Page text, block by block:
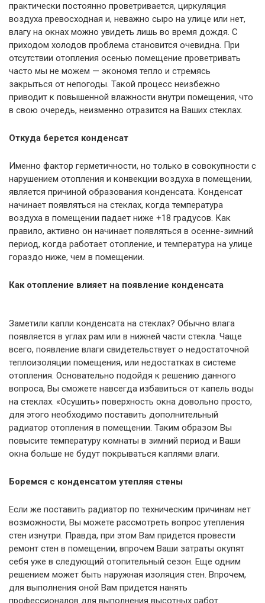
практически постоянно проветривается, циркуляция
воздуха превосходная и, неважно сыро на улице или нет,
влагу на окнах можно увидеть лишь во время дождя. С
приходом холодов проблема становится очевидна. При
отсутствии отопления осенью помещение проветривать
часто мы не можем — экономя тепло и стремясь
закрыться от непогоды. Такой процесс неизбежно
приводит к повышенной влажности внутри помещения, что
в свою очередь, неизменно отразится на Ваших стеклах.
Откуда берется конденсат
Именно фактор герметичности, но только в совокупности с
нарушением отопления и конвекции воздуха в помещении,
является причиной образования конденсата. Конденсат
начинает появляться на стеклах, когда температура
воздуха в помещении падает ниже +18 градусов. Как
правило, активно он начинает появляться в осенне-зимний
период, когда работает отопление, и температура на улице
гораздо ниже, чем в помещении.
Как отопление влияет на появление конденсата
Заметили капли конденсата на стеклах? Обычно влага
появляется в углах рам или в нижней части стекла. Чаще
всего, появление влаги свидетельствует о недостаточной
теплоизоляции помещения, или недостатках в системе
отопления. Основательно подойдя к решению данного
вопроса, Вы сможете навсегда избавиться от капель воды
на стеклах. «Осушить» поверхность окна довольно просто,
для этого необходимо поставить дополнительный
радиатор отопления в помещении. Таким образом Вы
повысите температуру комнаты в зимний период и Ваши
окна больше не будут покрываться каплями влаги.
Боремся с конденсатом утепляя стены
Если же поставить радиатор по техническим причинам нет
возможности, Вы можете рассмотреть вопрос утепления
стен изнутри. Правда, при этом Вам придется провести
ремонт стен в помещении, впрочем Ваши затраты окупят
себя уже в следующий отопительный сезон. Еще одним
решением может быть наружная изоляция стен. Впрочем,
для выполнения оной Вам придется нанять
профессионалов для выполнения высотных работ.